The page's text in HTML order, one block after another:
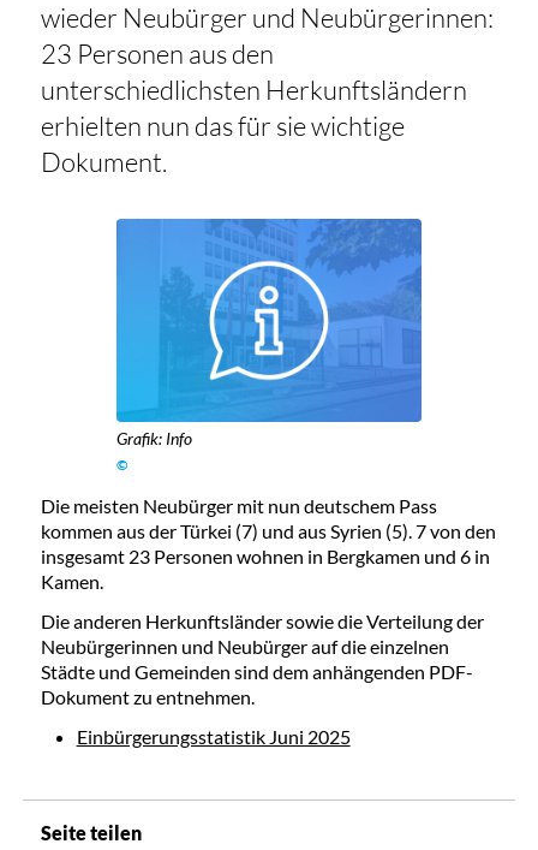
wieder Neubürger und Neubürgerinnen:
23 Personen aus den
unterschiedlichsten Herkunftsländern
erhielten nun das für sie wichtige
Dokument.
Grafik: Info
©
Die meisten Neubürger mit nun deutschem Pass
kommen aus der Türkei (7) und aus Syrien (5). 7 von den
insgesamt 23 Personen wohnen in Bergkamen und 6 in
Kamen.
Die anderen Herkunftsländer sowie die Verteilung der
Neubürgerinnen und Neubürger auf die einzelnen
Städte und Gemeinden sind dem anhängenden PDF-
Dokument zu entnehmen.
Einbürgerungsstatistik Juni 2025
Seite teilen